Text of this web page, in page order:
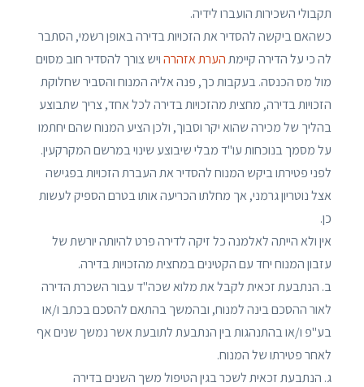
תקבולי השכירות הועברו לידיה.
כשהאם ביקשה להסדיר את הזכויות בדירה באופן רשמי, הסתבר
לה כי על הדירה קיימתהערת אזהרהויש צורך להסדיר חוב מסוים
מול מס הכנסה. בעקבות כך, פנה אליה המנוח והסביר שחלוקת
הזכויות בדירה, מחצית מהזכויות בדירה לכל אחד, צריך שתבוצע
בהליך של מכירה שהוא יקר וסבוך, ולכן הציע המנוח שהם יחתמו
על מסמך בנוכחות עו"ד מבלי שיבוצע שינוי במרשם המקרקעין.
לפני פטירתו ביקש המנוח להסדיר את העברת הזכויות בפגישה
אצל נוטריון גרמני, אך מחלתו הכריעה אותו בטרם הספיק לעשות
כן.
אין ולא הייתה לאלמנה כל זיקה לדירה פרט להיותה יורשת של
עזבון המנוח יחד עם הקטינים במחצית מהזכויות בדירה.
ב. הנתבעת זכאית לקבל את מלוא שכה"ד עבור השכרת הדירה
לאור ההסכם בינה למנוח, ובהמשך בהתאם להסכם בכתב ו/או
בע"פ ו/או בהתנהגות בין הנתבעת לתובעת אשר נמשך שנים אף
לאחר פטירתו של המנוח.
ג. הנתבעת זכאית לשכר בגין הטיפול משך השנים בדירה